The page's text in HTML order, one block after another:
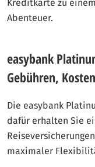
Kreditkarte zu
Abenteuer.
easybank
Gebühren, Kosten
Die easybank
dafür erhalten Sie
maximaler